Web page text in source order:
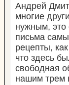
Андрей
многие
нужным, это
письма
рецепты,
что здесь
свободная
нашим трем